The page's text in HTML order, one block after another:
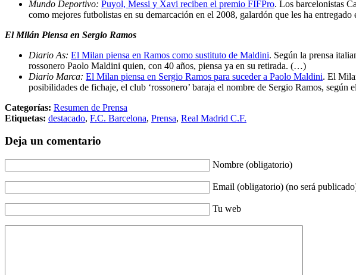
Mundo Deportivo: Puyol, Messi y Xavi reciben el premio FIFPro. Los barcelonistas
como mejores futbolistas en su demarcación en el 2008, galardón que les ha
El Milán Piensa en Sergio Ramos
Diario As: El Milan piensa en Ramos como sustituto de Maldini. Según la prensa
rossonero Paolo Maldini quien, con 40 años, piensa ya en su retirada. (…)
Diario Marca: El Milan piensa en Sergio Ramos para suceder a Paolo Maldini. El
posibilidades de fichaje, el club ‘rossonero’ baraja el nombre de Sergio Ramos,
Categorías: Resumen de Prensa
Etiquetas: destacado, F.C. Barcelona, Prensa, Real Madrid C.F.
Deja un comentario
Nombre (obligatorio)
Email (obligatorio) (no será
Tu web